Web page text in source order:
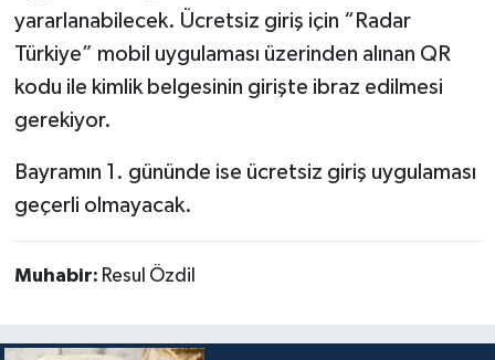
yararlanabilecek. Ücretsiz giriş için “Radar
Türkiye” mobil uygulaması üzerinden alınan QR
kodu ile kimlik belgesinin girişte ibraz edilmesi
gerekiyor.
Bayramın 1. gününde ise ücretsiz giriş uygulaması
geçerli olmayacak.
Muhabir: Resul Özdil